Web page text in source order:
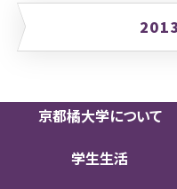
京都橘大学について
学生生活